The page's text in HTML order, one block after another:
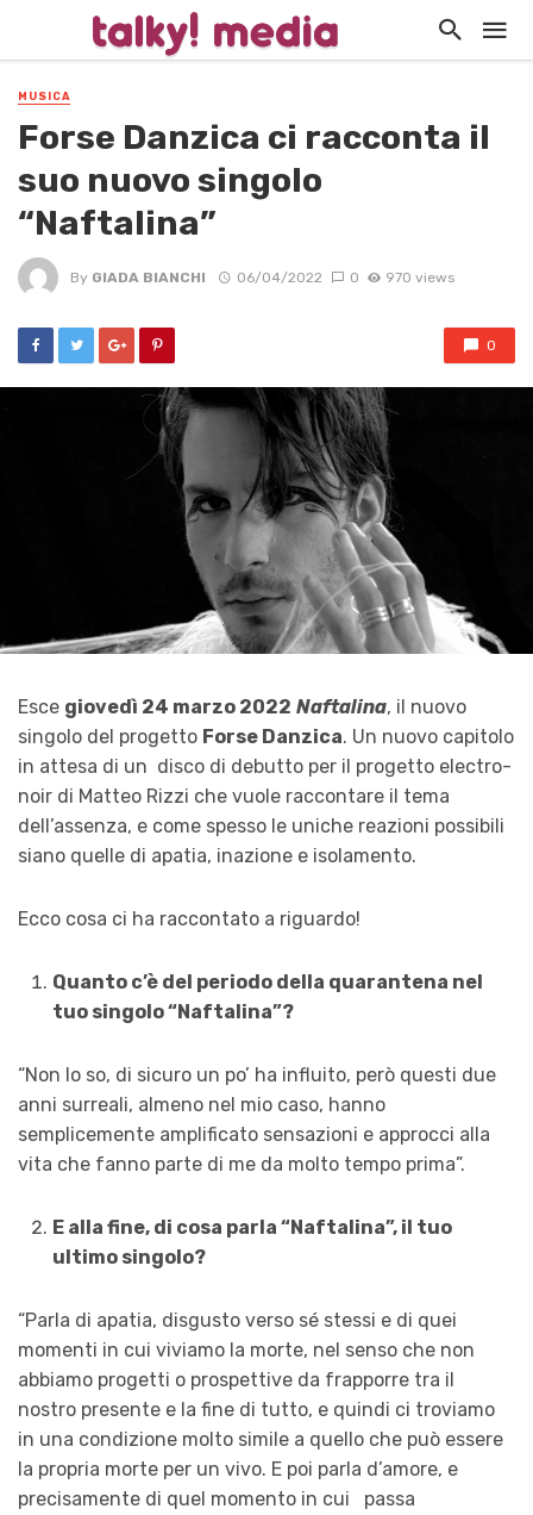
MUSICA
Forse Danzica ci racconta il
suo nuovo singolo
“Naftalina”
By GIADA BIANCHI 06/04/2022 0 970 views
0
Esce giovedì 24 marzo 2022 Naftalina, il nuovo
singolo del progetto Forse Danzica. Un nuovo capitolo
in attesa di un disco di debutto per il progetto electro-
noir di Matteo Rizzi che vuole raccontare il tema
dell’assenza, e come spesso le uniche reazioni possibili
siano quelle di apatia, inazione e isolamento.
Ecco cosa ci ha raccontato a riguardo!
Quanto c’è del periodo della quarantena nel
tuo singolo “Naftalina”?
“Non lo so, di sicuro un po’ ha influito, però questi due
anni surreali, almeno nel mio caso, hanno
semplicemente amplificato sensazioni e approcci alla
vita che fanno parte di me da molto tempo prima”.
E alla fine, di cosa parla “Naftalina”, il tuo
ultimo singolo?
“Parla di apatia, disgusto verso sé stessi e di quei
momenti in cui viviamo la morte, nel senso che non
abbiamo progetti o prospettive da frapporre tra il
nostro presente e la fine di tutto, e quindi ci troviamo
in una condizione molto simile a quello che può essere
la propria morte per un vivo. E poi parla d’amore, e
precisamente di quel momento in cui
passa